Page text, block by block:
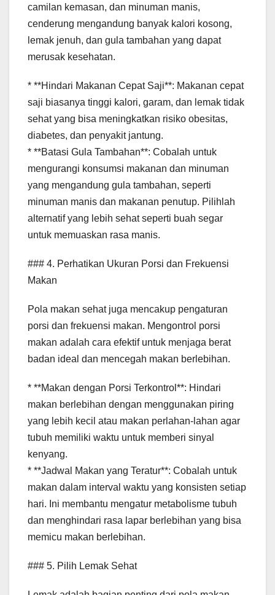
camilan kemasan, dan minuman manis,
cenderung mengandung banyak kalori kosong,
lemak jenuh, dan gula tambahan yang dapat
merusak kesehatan.
* **Hindari Makanan Cepat Saji**: Makanan cepat
saji biasanya tinggi kalori, garam, dan lemak tidak
sehat yang bisa meningkatkan risiko obesitas,
diabetes, dan penyakit jantung.
* **Batasi Gula Tambahan**: Cobalah untuk
mengurangi konsumsi makanan dan minuman
yang mengandung gula tambahan, seperti
minuman manis dan makanan penutup. Pilihlah
alternatif yang lebih sehat seperti buah segar
untuk memuaskan rasa manis.
### 4. Perhatikan Ukuran Porsi dan Frekuensi
Makan
Pola makan sehat juga mencakup pengaturan
porsi dan frekuensi makan. Mengontrol porsi
makan adalah cara efektif untuk menjaga berat
badan ideal dan mencegah makan berlebihan.
* **Makan dengan Porsi Terkontrol**: Hindari
makan berlebihan dengan menggunakan piring
yang lebih kecil atau makan perlahan-lahan agar
tubuh memiliki waktu untuk memberi sinyal
kenyang.
* **Jadwal Makan yang Teratur**: Cobalah untuk
makan dalam interval waktu yang konsisten setiap
hari. Ini membantu mengatur metabolisme tubuh
dan menghindari rasa lapar berlebihan yang bisa
memicu makan berlebihan.
### 5. Pilih Lemak Sehat